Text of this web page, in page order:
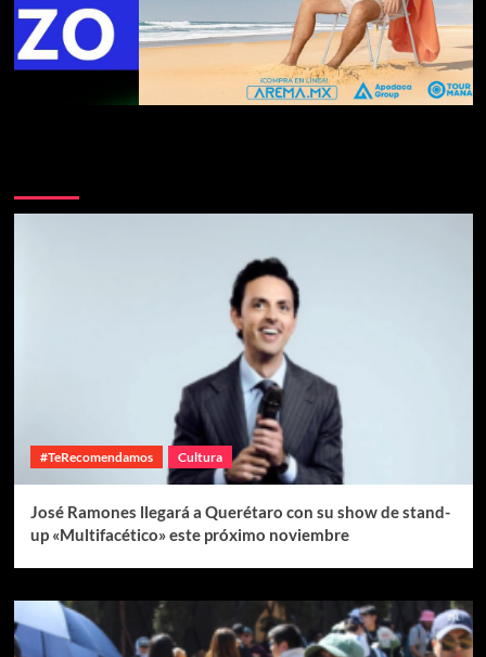
#TeRecomendamos Cultura
José Ramones llegará a Querétaro con su show de stand-
up «Multifacético» este próximo noviembre